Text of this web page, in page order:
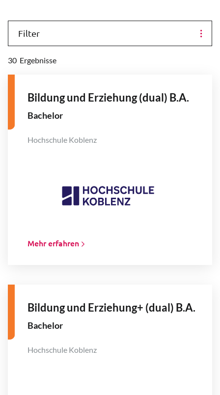
Filter
30 Ergebnisse
Bildung und Erziehung (dual) B.A.
Bachelor
Hochschule Koblenz
Mehr erfahren
Bildung und Erziehung+ (dual) B.A.
Bachelor
Hochschule Koblenz